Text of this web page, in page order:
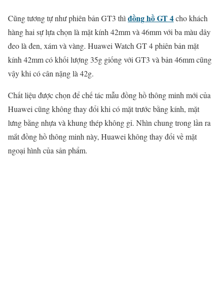
Cũng tương tự như phiên bản GT3 thì đồng hồ GT 4cho khách
hàng hai sự lựa chọn là mặt kính 42mm và 46mm với ba màu dây
đeo là đen, xám và vàng. Huawei Watch GT 4 phiên bản mặt
kính 42mm có khối lượng 35g giống với GT3 và bản 46mm cũng
vậy khi có cân nặng là 42g.
Chất liệu được chọn để chế tác mẫu đồng hồ thông minh mới của
Huawei cũng không thay đổi khi có mặt trước bằng kính, mặt
lưng bằng nhựa và khung thép không gỉ. Nhìn chung trong lần ra
mắt đồng hồ thông minh này, Huawei không thay đổi về mặt
ngoại hình của sản phẩm.